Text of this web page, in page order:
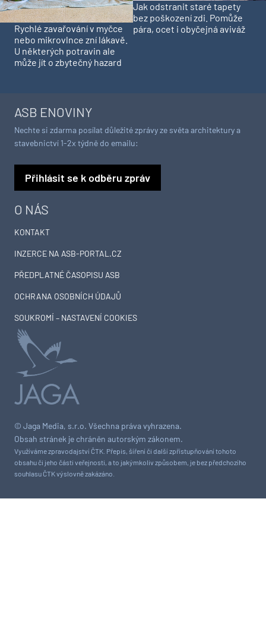
Rychlé zavařování v myčce
nebo mikrovlnce zní lákavě.
U některých potravin ale
může jít o zbytečný hazard
Jak odstranit staré tapety
bez poškození zdi. Pomůže
pára, ocet i obyčejná aviváž
© Jaga Media, s.r.o. Všechna práva vyhrazena.
Obsah stránek je chráněn autorským zákonem.
Využíváme zpravodajství ČTK. Přepis, šíření či další zpřístupňování tohoto
obsahu či jeho části veřejnosti, a to jakýmkoliv způsobem, je bez předchozího
souhlasu ČTK výslovně zakázáno.
O NÁS
KONTAKT
INZERCE NA ASB-PORTAL.CZ
PŘEDPLATNÉ ČASOPISU ASB
OCHRANA OSOBNÍCH ÚDAJŮ
SOUKROMÍ – NASTAVENÍ COOKIES
ASB ENOVINY
Nechte si zdarma posílat důležité zprávy ze světa architektury a
stavebnictví 1-2x týdně do emailu:
Přihlásit se k odběru zpráv